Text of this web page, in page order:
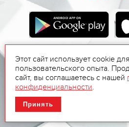
Этот сайт использует cookie
пользовательского опыта.
сайт, вы соглашаетесь с нашей
конфиденциальности.
Принять